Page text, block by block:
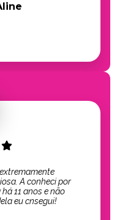
A conheci por
11 anos e não
eu cnsegui!